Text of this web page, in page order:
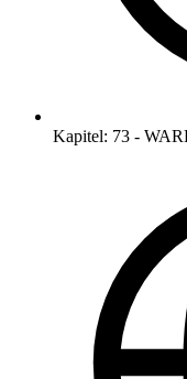
Kapitel: 73 -